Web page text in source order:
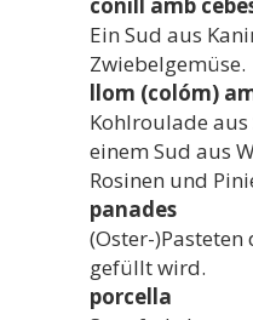
Ein Sud aus
Zwiebelgemüse.
llom (colóm)
Kohlroulade aus
einem Sud aus
Rosinen und
panades
(Oster-
gefüllt wird.
porcella